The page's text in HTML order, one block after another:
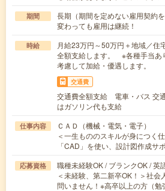
期間
長期（期間を定めない雇用契約
変わっても雇用は継続！
時給
月給23万円～50万円＋地域／
全額支給します。 ※各種手当
考慮して加給・優遇します。
交通費
交通費全額支給 電車・バス 交
はガソリン代も支給
仕事内容
ＣＡＤ（機械・電気・電子）
＜一生もののスキルが身につく
「CAD」を使い、設計図作成
応募資格
職種未経験OK / ブランクOK / 英
＜未経験、第二新卒OK！＞社会
問いません！※高卒以上の方（